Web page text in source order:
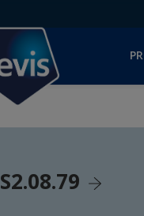
S2.08.79